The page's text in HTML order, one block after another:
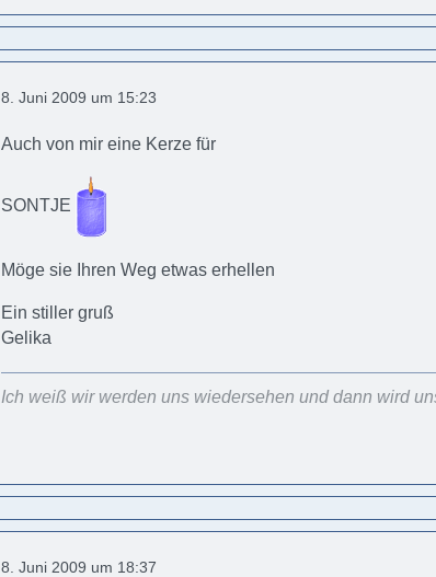
8. Juni 2009 um 15:23
Auch von mir eine Kerze für
SONTJE
Möge sie Ihren Weg etwas erhellen
Ein stiller gruß
Gelika
Ich weiß wir werden uns wiedersehen und dann wird
8. Juni 2009 um 18:37